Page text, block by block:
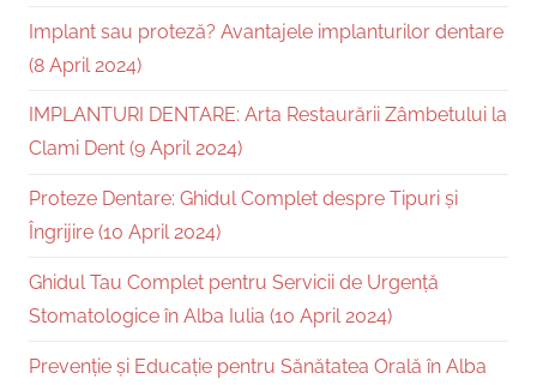
Implant sau proteză? Avantajele implanturilor dentare
(8 April 2024)
IMPLANTURI DENTARE: Arta Restaurării Zâmbetului la
Clami Dent (9 April 2024)
Proteze Dentare: Ghidul Complet despre Tipuri și
Îngrijire (10 April 2024)
Ghidul Tau Complet pentru Servicii de Urgență
Stomatologice în Alba Iulia (10 April 2024)
Prevenție și Educație pentru Sănătatea Orală în Alba